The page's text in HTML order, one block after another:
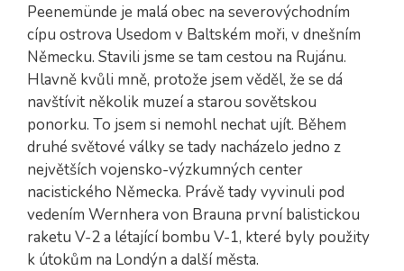
Peenemünde je malá obec na severovýchodním
cípu ostrova Usedom v Baltském moři, v dnešním
Německu. Stavili jsme se tam cestou na Rujánu.
Hlavně kvůli mně, protože jsem věděl, že se dá
navštívit několik muzeí a starou sovětskou
ponorku. To jsem si nemohl nechat ujít. Během
druhé světové války se tady nacházelo jedno z
největších vojensko-výzkumných center
nacistického Německa. Právě tady vyvinuli pod
vedením Wernhera von Brauna první balistickou
raketu V-2 a létající bombu V-1, které byly použity
k útokům na Londýn a další města.